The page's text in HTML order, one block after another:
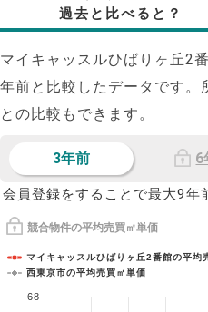
過去と比べると？
マイキャッスルひばりヶ丘2
年前と比較したデータです。
との比較もできます。
3年前 6
会員登録をすることで最大9年
競合物件の平均売買㎡単価
マイキャッスルひばりヶ丘2番館の平均
西東京市の平均売買㎡単価
68